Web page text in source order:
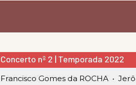
Concerto nº 2 | Temporada 2022
Francisco Gomes da ROCHA •